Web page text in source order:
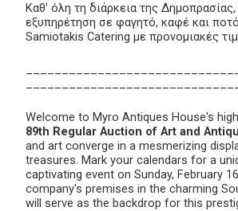
Καθ' όλη τη διάρκεια της
εξυπηρέτηση σε φαγητό, καφέ και
Samiotakis Catering με προνομιακές
Welcome to Myro Antiques House's
89th Regular Auction of Art and
and art converge in a mesmerizing
treasures. Mark your calendars for a
captivating event on Sunday, February
company's premises in the charming
will serve as the backdrop for this